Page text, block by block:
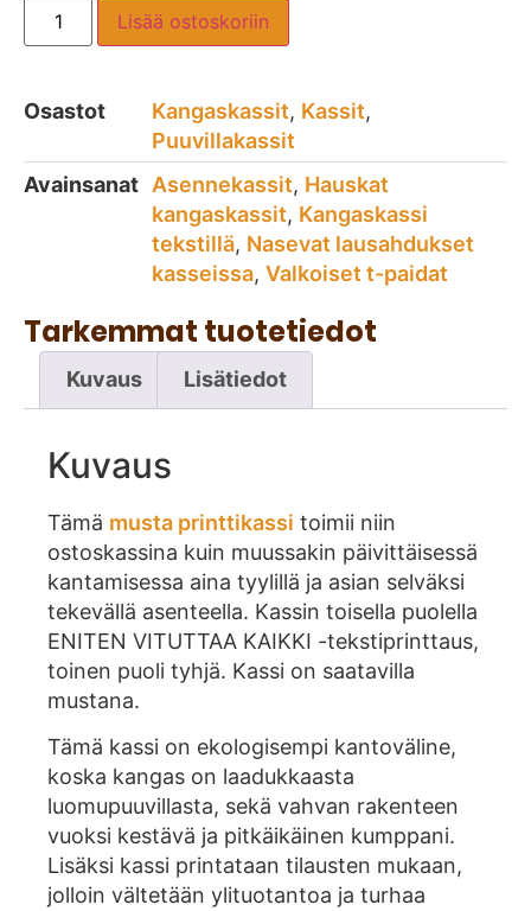
Lisää ostoskoriin
Osastot Kangaskassit, Kassit,
Puuvillakassit
Avainsanat Asennekassit, Hauskat
kangaskassit, Kangaskassi
tekstillä, Nasevat lausahdukset
kasseissa, Valkoiset t-paidat
Tarkemmat tuotetiedot
Kuvaus Lisätiedot
Kuvaus
Tämä musta printtikassi toimii niin
ostoskassina kuin muussakin päivittäisessä
kantamisessa aina tyylillä ja asian selväksi
tekevällä asenteella. Kassin toisella puolella
ENITEN VITUTTAA KAIKKI -tekstiprinttaus,
toinen puoli tyhjä. Kassi on saatavilla
mustana.
Tämä kassi on ekologisempi kantoväline,
koska kangas on laadukkaasta
luomupuuvillasta, sekä vahvan rakenteen
vuoksi kestävä ja pitkäikäinen kumppani.
Lisäksi kassi printataan tilausten mukaan,
jolloin vältetään ylituotantoa ja turhaa